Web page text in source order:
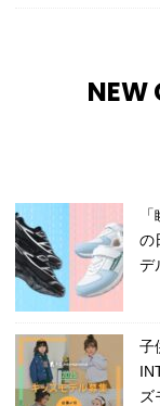
NEW
の
デ
子
ズ